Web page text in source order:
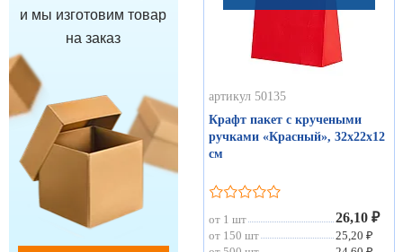
и мы изготовим товар
на заказ
артикул 50135
Крафт пакет с кручеными
ручками «Красный», 32х22х12
см
от 1 шт 26,10 ₽
от 150 шт
25,20 ₽